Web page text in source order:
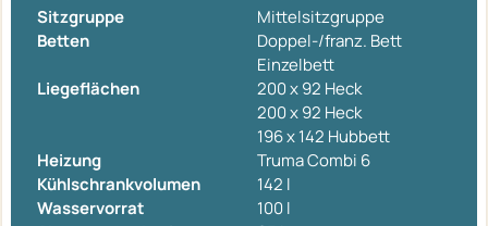
Sitzgruppe
Mittelsitzgruppe
Betten
Doppel-/franz. Bett
Einzelbett
Liegeflächen
200 x 92 Heck
200 x 92 Heck
196 x 142 Hubbett
Heizung
Truma Combi 6
Kühlschrankvolumen
142 l
Wasservorrat
100 l